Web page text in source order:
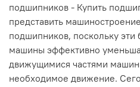
подшипников - Купить
представить
подшипников, поскольку
машины эффективно
движущимися частями
необходимое движение.